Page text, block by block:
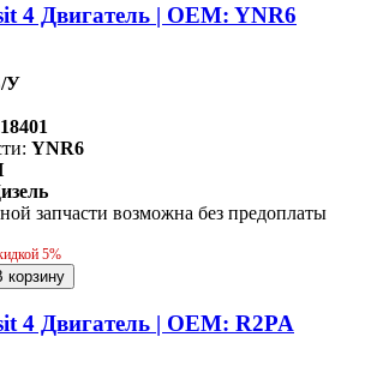
4 Двигатель | OEM: YNR6
У
YNR6
запчасти возможна без предоплаты
5%
корзину
4 Двигатель | OEM: R2PA